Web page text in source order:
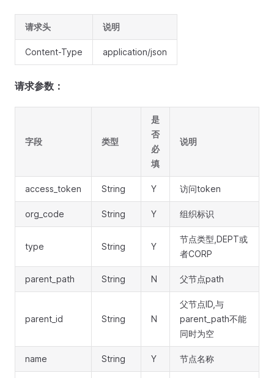
请求头 说明
Content-Type application/json
请求参数：
字段 类型
是
否
必
填
说明
access_token String Y 访问token
org_code String Y 组织标识
type String Y
节点类型,DEPT或
者CORP
parent_path String N 父节点path
parent_id String N
父节点ID,与
parent_path不能
同时为空
name String Y 节点名称